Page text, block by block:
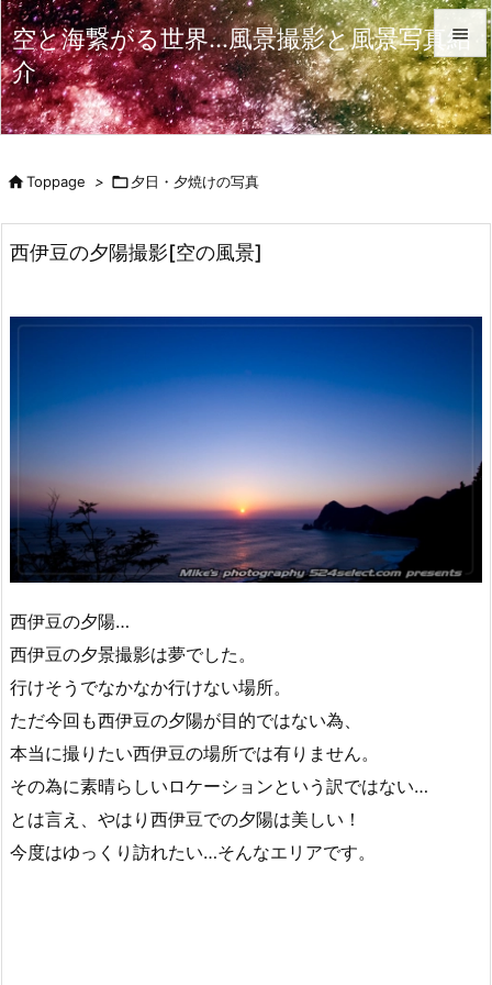
空と海繋がる世界…風景撮影と風景写真紹
介


メニュ

Toppage > 夕日・夕焼けの写真
西伊豆の夕陽撮影[空の風景]
西伊豆の夕陽…
西伊豆の夕景撮影は夢でした。
行けそうでなかなか行けない場所。
ただ今回も西伊豆の夕陽が目的ではない為、
本当に撮りたい西伊豆の場所では有りません。
その為に素晴らしいロケーションという訳ではない…
とは言え、やはり西伊豆での夕陽は美しい！
今度はゆっくり訪れたい…そんなエリアです。